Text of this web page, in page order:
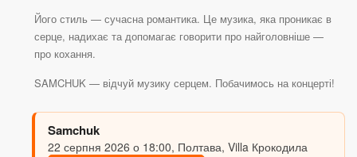
Його стиль — сучасна романтика. Це музика, яка проникає в
серце, надихає та допомагає говорити про найголовніше —
про кохання.
SAMCHUK — відчуй музику серцем. Побачимось на концерті!
Samchuk
22 серпня 2026 о 18:00, Полтава, Villa Крокодила